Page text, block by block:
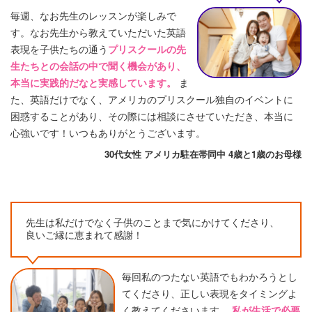
毎週、なお先生のレッスンが楽しみで
す。なお先生から教えていただいた英語
表現を子供たちの通う プリスクールの先
生たちとの会話の中で聞く機会があり、
本当に実践的だなと実感しています。
ま
た、英語だけでなく、アメリカのプリスクール独自のイベントに
困惑することがあり、その際には相談にさせていただき、本当に
心強いです！いつもありがとうございます。
30代女性 アメリカ駐在帯同中 4歳と1歳のお母様
先生は私だけでなく子供のことまで気にかけてくださり、
良いご縁に恵まれて感謝！
毎回私のつたない英語でもわかろうとし
てくださり、正しい表現をタイミングよ